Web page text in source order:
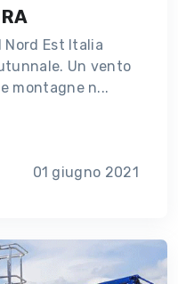
Est Italia
Un vento
montagne n...
01 giugno 2021